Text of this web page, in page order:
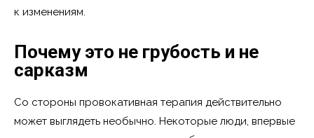
к изменениям.
Почему это не грубость и не
сарказм
Со стороны провокативная терапия действительно
может выглядеть необычно. Некоторые люди, впервые